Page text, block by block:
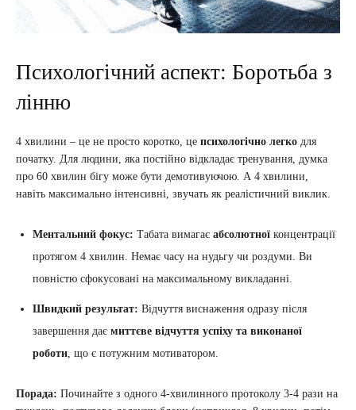
Психологічний аспект: Боротьба з
лінню
4 хвилини – це не просто коротко, це психологічно легко для
початку. Для людини, яка постійно відкладає тренування, думка
про 60 хвилин бігу може бути демотивуючою. А 4 хвилини,
навіть максимально інтенсивні, звучать як реалістичний виклик.
Ментальний фокус: Табата вимагає абсолютної концентрації
протягом 4 хвилин. Немає часу на нудьгу чи роздуми. Ви
повністю сфокусовані на максимальному викладанні.
Швидкий результат: Відчуття виснаження одразу після
завершення дає миттєве відчуття успіху та виконаної
роботи , що є потужним мотиватором.
Порада: Починайте з одного 4-хвилинного протоколу 3-4 рази на